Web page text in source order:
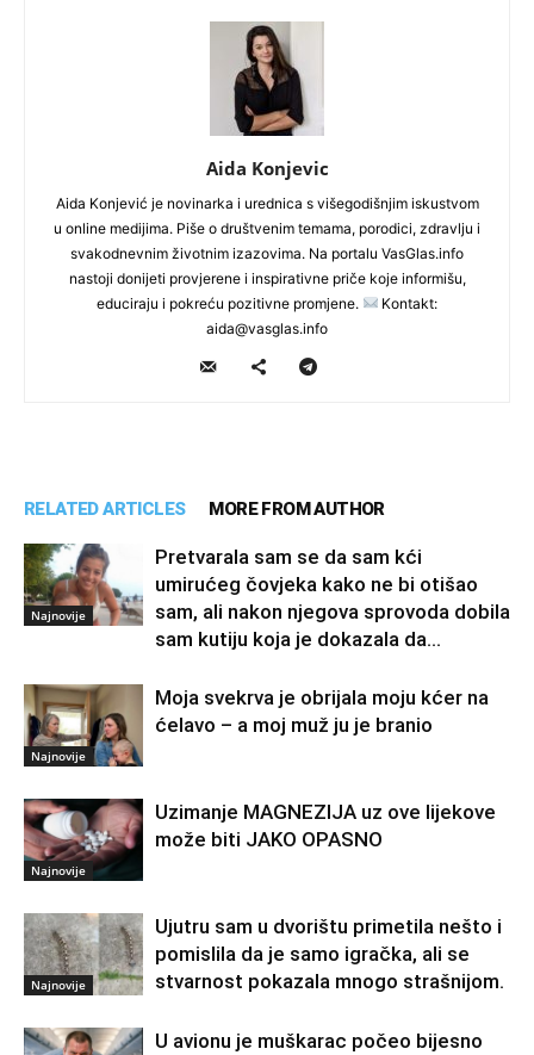
Aida Konjevic
Aida Konjević je novinarka i urednica s višegodišnjim iskustvom
u online medijima. Piše o društvenim temama, porodici, zdravlju i
svakodnevnim životnim izazovima. Na portalu VasGlas.info
nastoji donijeti provjerene i inspirativne priče koje informišu,
educiraju i pokreću pozitivne promjene.
Kontakt:
aida@vasglas.info
RELATED ARTICLES MORE FROM AUTHOR
Najnovije
Pretvarala sam se da sam kći
umirućeg čovjeka kako ne bi otišao
sam, ali nakon njegova sprovoda dobila
sam kutiju koja je dokazala da...
Najnovije
Moja svekrva je obrijala moju kćer na
ćelavo – a moj muž ju je branio
Najnovije
Uzimanje MAGNEZIJA uz ove lijekove
može biti JAKO OPASNO
Najnovije
Ujutru sam u dvorištu primetila nešto i
pomislila da je samo igračka, ali se
stvarnost pokazala mnogo strašnijom.
U avionu je muškarac počeo bijesno